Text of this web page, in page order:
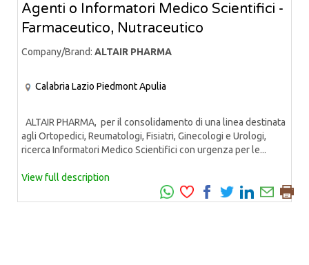
Agenti o Informatori Medico Scientifici -
Farmaceutico, Nutraceutico
Company/Brand: ALTAIR PHARMA
Calabria Lazio PiedmontApulia
ALTAIR PHARMA, per il consolidamento di una linea destinata
agli Ortopedici, Reumatologi, Fisiatri, Ginecologi e Urologi,
ricerca Informatori Medico Scientifici con urgenza per le...
View full description